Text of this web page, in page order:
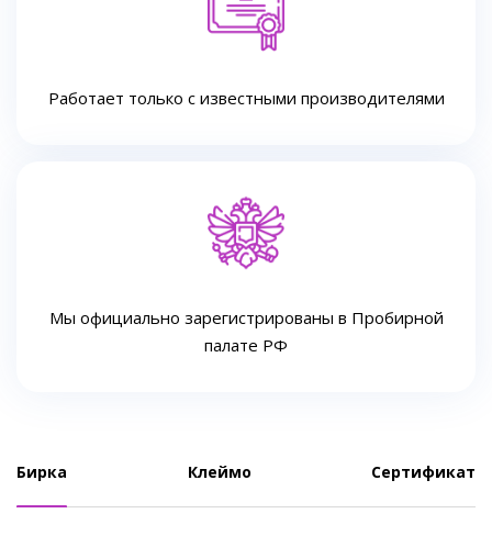
Работает только с известными производителями
Мы официально зарегистрированы в Пробирной
палате РФ
Бирка Клеймо Сертификат